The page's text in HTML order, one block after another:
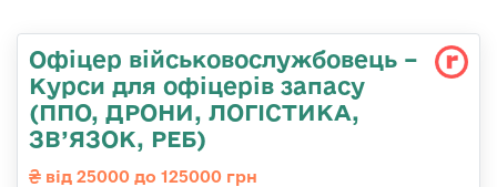
Офіцер військовослужбовець –
Курси для офіцерів запасу
(ППО, ДРОНИ, ЛОГІСТИКА,
ЗВ’ЯЗОК, РЕБ)
від 25000 до 125000 грн